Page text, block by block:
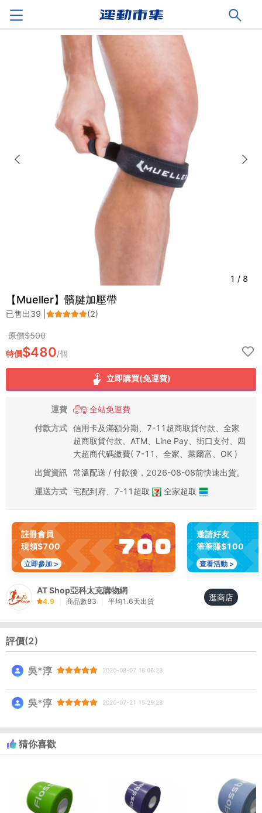
1 / 8
【Mueller】髕腱加壓帶
已售出39 (2)
原價$500
特價$480/個
立即購買(免運費)
運費
全站免運費
付款方式 信用卡及滿額分期、7-11超商取貨付款、全家
超商取貨付款、ATM、Line Pay、街口支付、四
大超商代碼繳費( 7-11、全家、萊爾富、OK )
出貨資訊 常溫配送 / 付款後，2026-08-08前快速出貨。
運送方式 宅配到府 7-11超取 全家超取
註冊會員
現領$700
立即參加 >
邀請好友
筆筆賺$100
查看活動 >
AT Shop亞科太克購物網
4.9 商品數83 平均 1.6天出貨 逛商店
評價(2)
吳*淳 2020-08-07 16:06:23
吳*淳 2020-07-21 15:29:28
猜你喜歡